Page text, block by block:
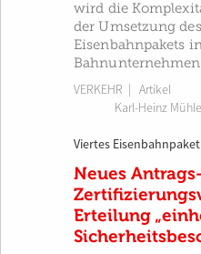
wird die
der Umsetzung
Eisenbahnpakets
VERKEHR | Artikel
Karl-Heinz
Viertes
Neues
Erteilung